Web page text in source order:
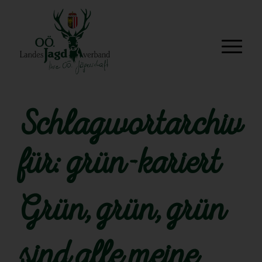
Schlagwortarchiv
für:grün-kariert
Grün, grün, grün